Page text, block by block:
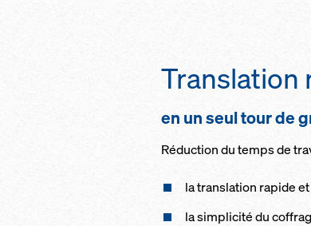
Translation
en un seul tour de
Réduction du temps de
la translation rapide
la simplicité du